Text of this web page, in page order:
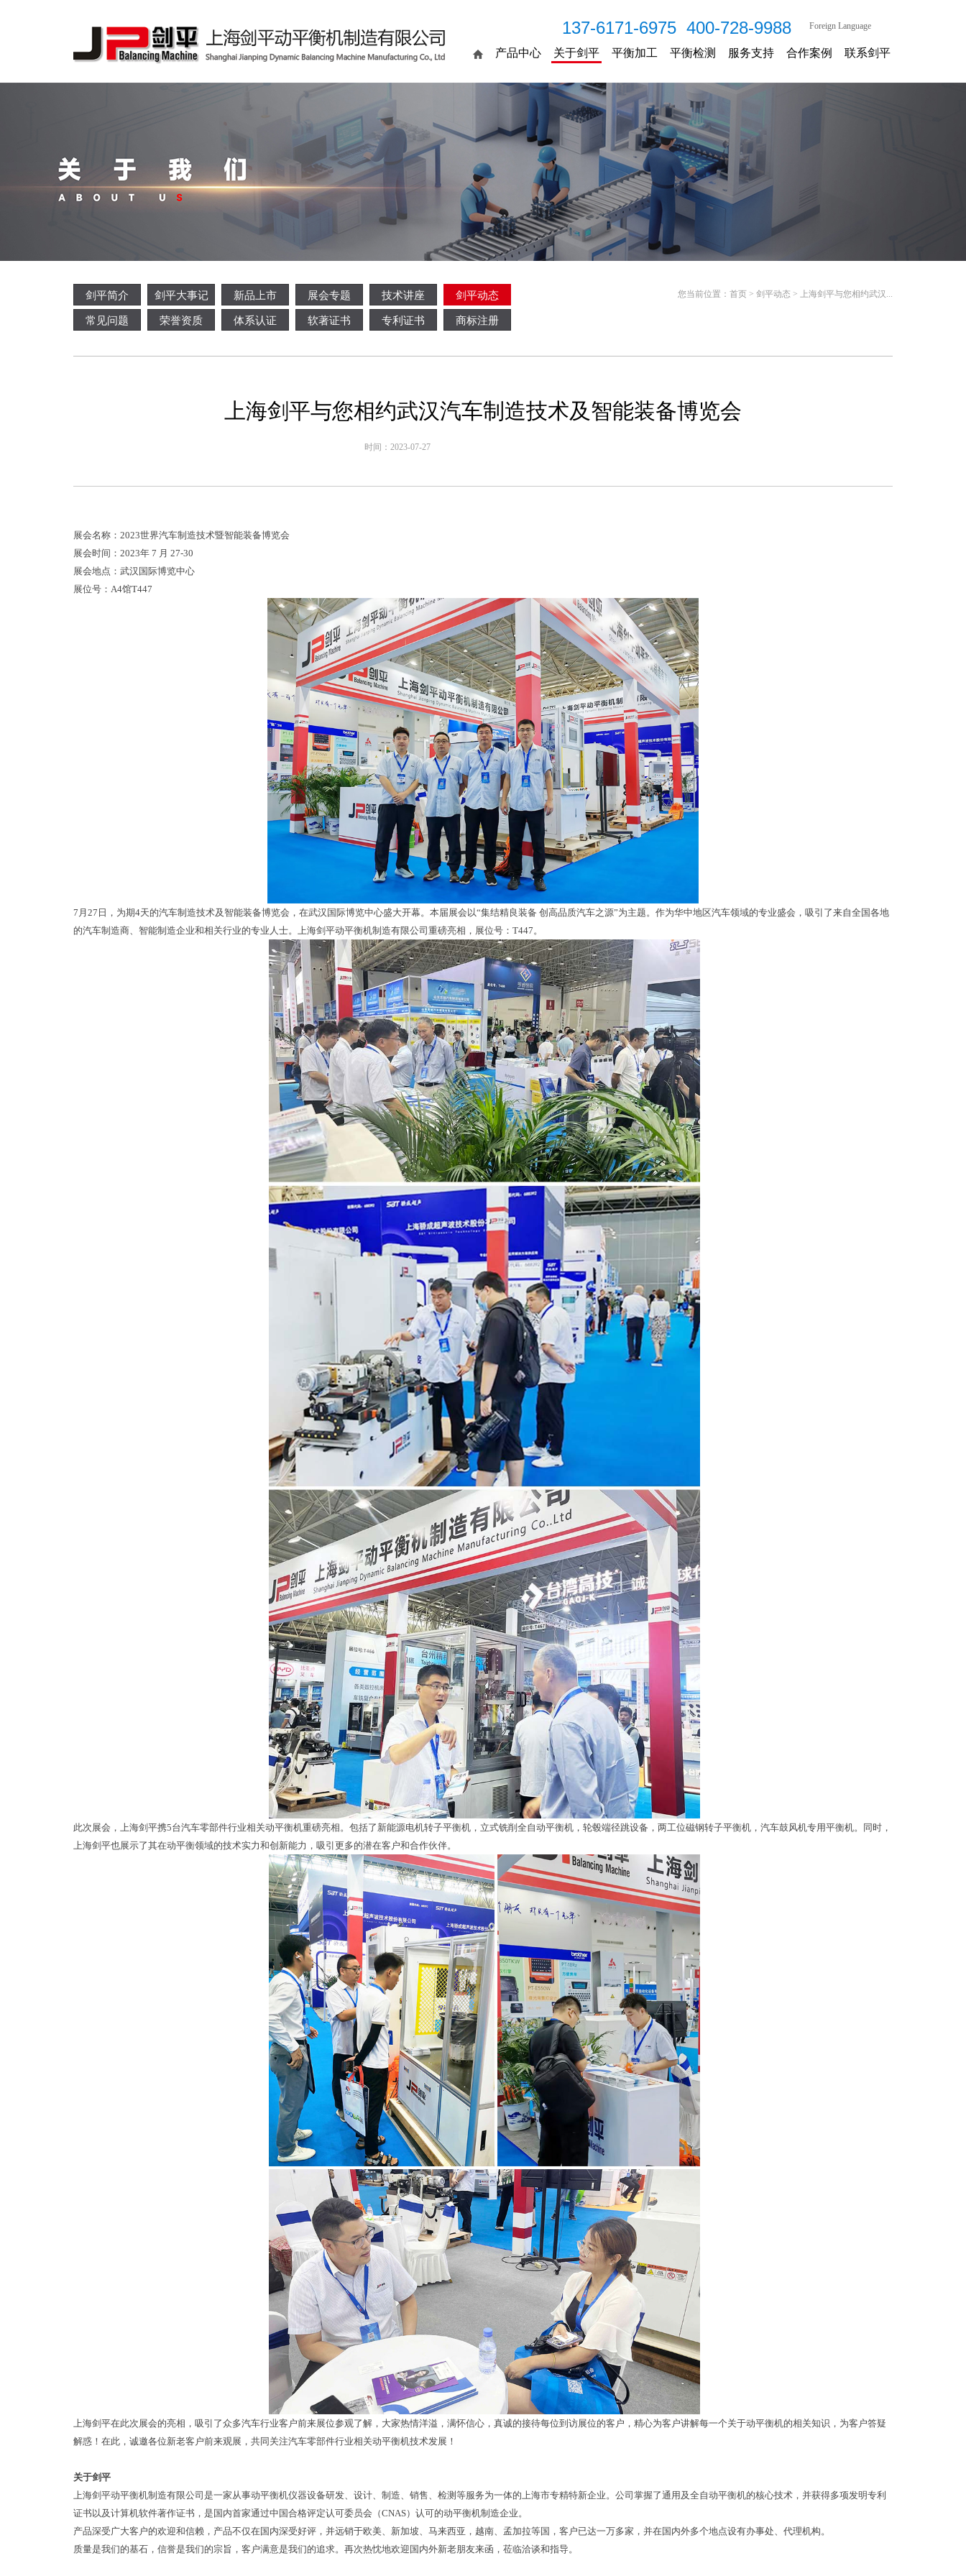
Foreign Language
137-6171-6975 400-728-9988
产品中心 关于剑平 平衡加工 平衡检测 服务支持 合作案例 联系剑平
剑平简介 剑平大事记 新品上市 展会专题 技术讲座 剑平动态
常见问题 荣誉资质 体系认证 软著证书 专利证书 商标注册
您当前位置： 首页 > 剑平动态 > 上海剑平与您相约武汉...
上海剑平与您相约武汉汽车制造技术及智能装备博览会
时间：2023-07-27
展会名称： 2023世界汽车制造技术暨智能装备博览会
展会时间： 2023年 7 月 27-30
展会地点：武汉国际博览中心
展位号： A4馆T447
7 月 27 日，为期4天的汽车制造技术及智能装备博览会，在武汉国际博览中心盛大开幕。本届展会以“集结精良装备 创高品质汽车之源”为主题。作为华中地区汽车领域的专业盛会，吸引了来自全国各地
的汽车制造商、智能制造企业和相关行业的专业人士。上海剑平动平衡机制造有限公司重磅亮相，展位号： T447。
此次展会，上海剑平携5台汽车零部件行业相关动平衡机重磅亮相。包括了新能源电机转子平衡机，立式铣削全自动平衡机，轮毂端径跳设备，两工位磁钢转子平衡机，汽车鼓风机专用平衡机。同时，
上海剑平也展示了其在动平衡领域的技术实力和创新能力，吸引更多的潜在客户和合作伙伴。
上海剑平在此次展会的亮相，吸引了众多汽车行业客户前来展位参观了解，大家热情洋溢，满怀信心，真诚的接待每位到访展位的客户，精心为客户讲解每一个关于动平衡机的相关知识，为客户答疑
解惑！在此，诚邀各位新老客户前来观展，共同关注汽车零部件行业相关动平衡机技术发展！
关于剑平
上海剑平动平衡机制造有限公司是一家从事动平衡机仪器设备研发、设计、制造、销售、检测等服务为一体的上海市专精特新企业。公司掌握了通用及全自动平衡机的核心技术，并获得多项发明专利
证书以及计算机软件著作证书，是国内首家通过中国合格评定认可委员会（CNAS）认可的动平衡机制造企业。
产品深受广大客户的欢迎和信赖，产品不仅在国内深受好评，并远销于欧美、新加坡、马来西亚，越南、孟加拉等国，客户已达一万多家，并在国内外多个地点设有办事处、代理机构。
质量是我们的基石，信誉是我们的宗旨，客户满意是我们的追求。再次热忱地欢迎国内外新老朋友来函，莅临洽谈和指导。